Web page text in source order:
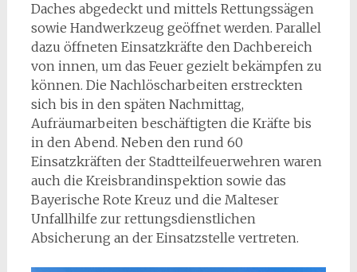
Daches abgedeckt und mittels Rettungssägen
sowie Handwerkzeug geöffnet werden. Parallel
dazu öffneten Einsatzkräfte den Dachbereich
von innen, um das Feuer gezielt bekämpfen zu
können. Die Nachlöscharbeiten erstreckten
sich bis in den späten Nachmittag,
Aufräumarbeiten beschäftigten die Kräfte bis
in den Abend. Neben den rund 60
Einsatzkräften der Stadtteilfeuerwehren waren
auch die Kreisbrandinspektion sowie das
Bayerische Rote Kreuz und die Malteser
Unfallhilfe zur rettungsdienstlichen
Absicherung an der Einsatzstelle vertreten.